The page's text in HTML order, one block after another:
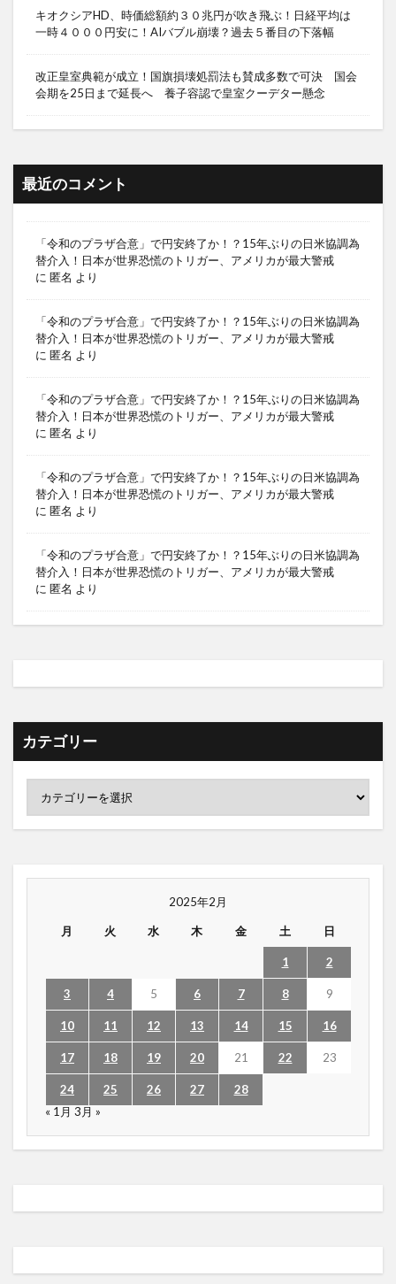
キオクシアHD、時価総額約３０兆円が吹き飛ぶ！日経平均は
一時４０００円安に！AIバブル崩壊？過去５番目の下落幅
改正皇室典範が成立！国旗損壊処罰法も賛成多数で可決 国会
会期を25日まで延長へ 養子容認で皇室クーデター懸念
最近のコメント
「令和のプラザ合意」で円安終了か！？15年ぶりの日米協調為
替介入！日本が世界恐慌のトリガー、アメリカが最大警戒
に 匿名 より
「令和のプラザ合意」で円安終了か！？15年ぶりの日米協調為
替介入！日本が世界恐慌のトリガー、アメリカが最大警戒
に 匿名 より
「令和のプラザ合意」で円安終了か！？15年ぶりの日米協調為
替介入！日本が世界恐慌のトリガー、アメリカが最大警戒
に 匿名 より
「令和のプラザ合意」で円安終了か！？15年ぶりの日米協調為
替介入！日本が世界恐慌のトリガー、アメリカが最大警戒
に 匿名 より
「令和のプラザ合意」で円安終了か！？15年ぶりの日米協調為
替介入！日本が世界恐慌のトリガー、アメリカが最大警戒
に 匿名 より
カテゴリー
2025年2月
月 火 水 木 金 土 日
1 2
3 4 5 6 7 8 9
10 11 12 13 14 15 16
17 18 19 20 21 22 23
24 25 26 27
28
« 1月 3月 »